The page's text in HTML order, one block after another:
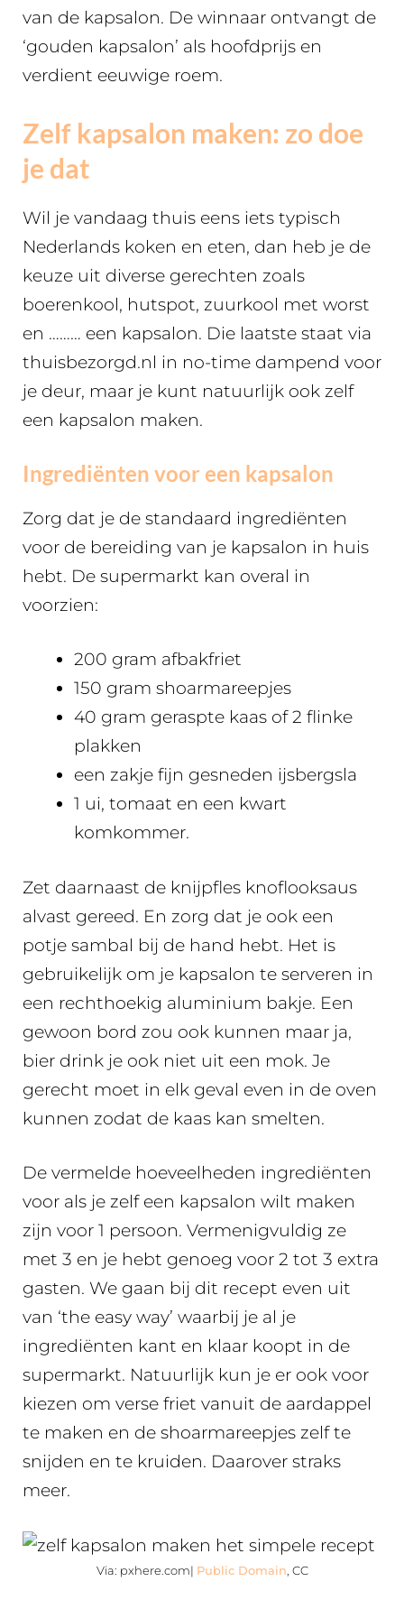
van de kapsalon. De winnaar ontvangt de
‘gouden kapsalon’ als hoofdprijs en
verdient eeuwige roem.
Zelf kapsalon maken: zo doe
je dat
Wil je vandaag thuis eens iets typisch
Nederlands koken en eten, dan heb je de
keuze uit diverse gerechten zoals
boerenkool, hutspot, zuurkool met worst
en ……… een kapsalon. Die laatste staat via
thuisbezorgd.nl in no-time dampend voor
je deur, maar je kunt natuurlijk ook zelf
een kapsalon maken.
Ingrediënten voor een kapsalon
Zorg dat je de standaard ingrediënten
voor de bereiding van je kapsalon in huis
hebt. De supermarkt kan overal in
voorzien:
200 gram afbakfriet
150 gram shoarmareepjes
40 gram geraspte kaas of 2 flinke
plakken
een zakje fijn gesneden ijsbergsla
1 ui, tomaat en een kwart
komkommer.
Zet daarnaast de knijpfles knoflooksaus
alvast gereed. En zorg dat je ook een
potje sambal bij de hand hebt. Het is
gebruikelijk om je kapsalon te serveren in
een rechthoekig aluminium bakje. Een
gewoon bord zou ook kunnen maar ja,
bier drink je ook niet uit een mok. Je
gerecht moet in elk geval even in de oven
kunnen zodat de kaas kan smelten.
De vermelde hoeveelheden ingrediënten
voor als je zelf een kapsalon wilt maken
zijn voor 1 persoon. Vermenigvuldig ze
met 3 en je hebt genoeg voor 2 tot 3 extra
gasten. We gaan bij dit recept even uit
van ‘the easy way’ waarbij je al je
ingrediënten kant en klaar koopt in de
supermarkt. Natuurlijk kun je er ook voor
kiezen om verse friet vanuit de aardappel
te maken en de shoarmareepjes zelf te
snijden en te kruiden. Daarover straks
meer.
Via: pxhere.com| Public Domain , CC